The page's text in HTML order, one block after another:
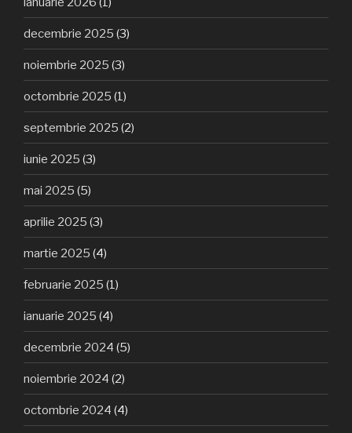
decembrie 2025 (3)
noiembrie 2025 (3)
octombrie 2025 (1)
septembrie 2025 (2)
iunie 2025 (3)
mai 2025 (5)
aprilie 2025 (3)
martie 2025 (4)
februarie 2025 (1)
ianuarie 2025 (4)
decembrie 2024 (5)
noiembrie 2024 (2)
octombrie 2024 (4)